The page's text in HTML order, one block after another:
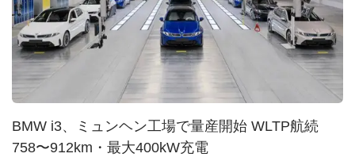
BMW i3、ミュンヘン工場で量産開始 WLTP航続
758〜912km・最大400kW充電